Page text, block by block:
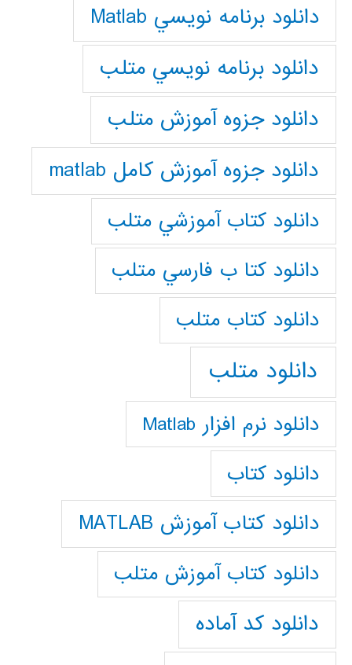
دانلود برنامه نويسي Matlab
دانلود برنامه نويسي متلب
دانلود جزوه آموزش متلب
دانلود جزوه آموزش کامل matlab
دانلود كتاب آموزشي متلب
دانلود كتا ب فارسي متلب
دانلود كتاب متلب
دانلود متلب
دانلود نرم افزار Matlab
دانلود کتاب
دانلود کتاب آموزش MATLAB
دانلود کتاب آموزش متلب
دانلود کد آماده